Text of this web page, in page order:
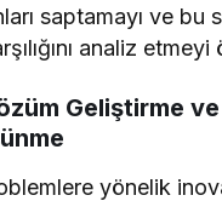
saptamayı ve bu
analiz
Geliştirme ve
yönelik